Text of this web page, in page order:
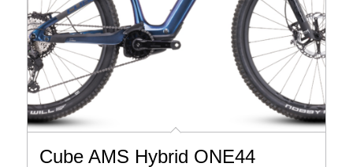
Cube AMS Hybrid ONE44